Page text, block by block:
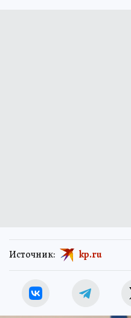
Источник: kp.ru